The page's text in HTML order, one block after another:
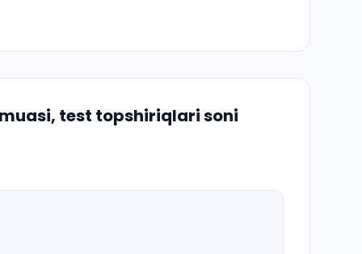
test topshiriqlari soni